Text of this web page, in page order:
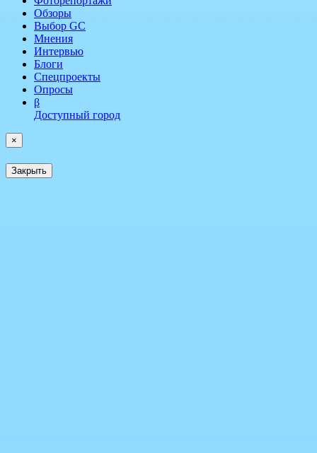
Обзоры
Выбор GC
Мнения
Интервью
Блоги
Спецпроекты
Опросы
β
Доступный город
×
Закрыть